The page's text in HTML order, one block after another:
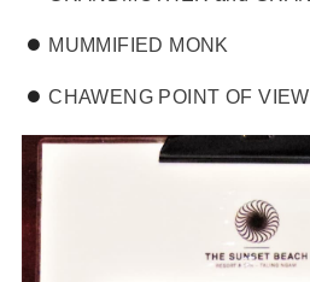
MUMMIFIED MONK
CHAWENG POINT OF VIEW